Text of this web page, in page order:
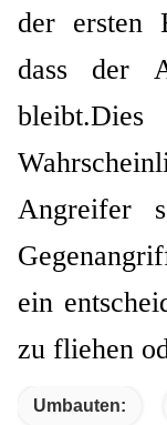
der ersten
dass der
Angreifer
ein
zu fliehen
Umbauten: